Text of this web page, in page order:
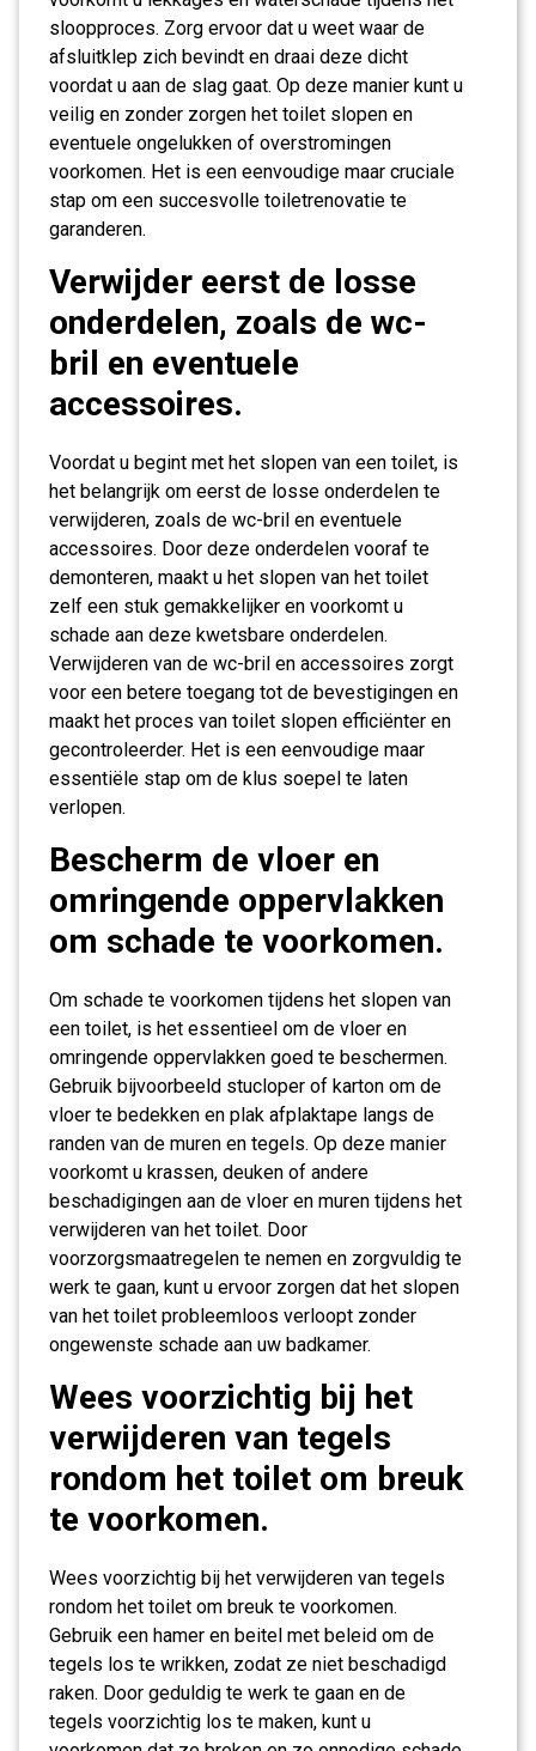
sloopproces. Zorg ervoor dat u weet waar de
afsluitklep zich bevindt en draai deze dicht
voordat u aan de slag gaat. Op deze manier kunt u
veilig en zonder zorgen het toilet slopen en
eventuele ongelukken of overstromingen
voorkomen. Het is een eenvoudige maar cruciale
stap om een succesvolle toiletrenovatie te
garanderen.
Verwijder eerst de losse
onderdelen, zoals de wc-
bril en eventuele
accessoires.
Voordat u begint met het slopen van een toilet, is
het belangrijk om eerst de losse onderdelen te
verwijderen, zoals de wc-bril en eventuele
accessoires. Door deze onderdelen vooraf te
demonteren, maakt u het slopen van het toilet
zelf een stuk gemakkelijker en voorkomt u
schade aan deze kwetsbare onderdelen.
Verwijderen van de wc-bril en accessoires zorgt
voor een betere toegang tot de bevestigingen en
maakt het proces van toilet slopen efficiënter en
gecontroleerder. Het is een eenvoudige maar
essentiële stap om de klus soepel te laten
verlopen.
Bescherm de vloer en
omringende oppervlakken
om schade te voorkomen.
Om schade te voorkomen tijdens het slopen van
een toilet, is het essentieel om de vloer en
omringende oppervlakken goed te beschermen.
Gebruik bijvoorbeeld stucloper of karton om de
vloer te bedekken en plak afplaktape langs de
randen van de muren en tegels. Op deze manier
voorkomt u krassen, deuken of andere
beschadigingen aan de vloer en muren tijdens het
verwijderen van het toilet. Door
voorzorgsmaatregelen te nemen en zorgvuldig te
werk te gaan, kunt u ervoor zorgen dat het slopen
van het toilet probleemloos verloopt zonder
ongewenste schade aan uw badkamer.
Wees voorzichtig bij het
verwijderen van tegels
rondom het toilet om breuk
te voorkomen.
Wees voorzichtig bij het verwijderen van tegels
rondom het toilet om breuk te voorkomen.
Gebruik een hamer en beitel met beleid om de
tegels los te wrikken, zodat ze niet beschadigd
raken. Door geduldig te werk te gaan en de
tegels voorzichtig los te maken, kunt u